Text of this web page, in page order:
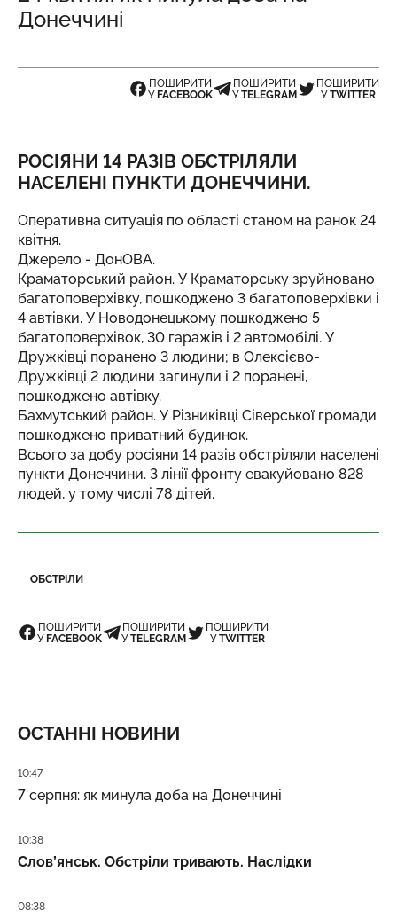
Донеччині
ПОШИРИТИ
У FACEBOOK
ПОШИРИТИ
УTELEGRAM
ПОШИРИТИ
УTWITTER
РОСІЯНИ 14 РАЗІВ ОБСТРІЛЯЛИ
НАСЕЛЕНІ ПУНКТИ ДОНЕЧЧИНИ.
Оперативна ситуація по області станом на ранок 24
квітня.
Джерело - ДонОВА.
Краматорський район. У Краматорську зруйновано
багатоповерхівку, пошкоджено 3 багатоповерхівки і
4 автівки. У Новодонецькому пошкоджено 5
багатоповерхівок, 30 гаражів і 2 автомобілі. У
Дружківці поранено 3 людини; в Олексієво-
Дружківці 2 людини загинули і 2 поранені,
пошкоджено автівку.
Бахмутський район. У Різниківці Сіверської громади
пошкоджено приватний будинок.
Всього за добу росіяни 14 разів обстріляли населені
пункти Донеччини. З лінії фронту евакуйовано 828
людей, у тому числі 78 дітей.
ОБСТРІЛИ
ПОШИРИТИ
У FACEBOOK
ПОШИРИТИ
УTELEGRAM
ПОШИРИТИ
УTWITTER
ОСТАННІ НОВИНИ
Дата публікації
10:47
7 серпня: як минула доба на Донеччині
Дата публікації
10:38
Слов’янськ. Обстріли тривають. Наслідки
Дата публікації
08:38